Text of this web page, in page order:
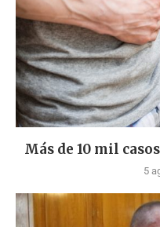
Más de 10 mil
5